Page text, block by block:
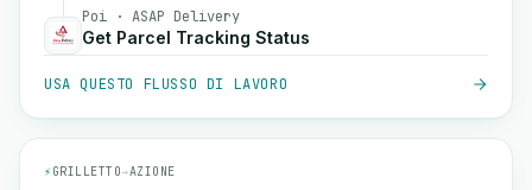
Poi · ASAP Delivery
Get Parcel Tracking Status
USA QUESTO FLUSSO DI LAVORO
⚡ GRILLETTO→AZIONE